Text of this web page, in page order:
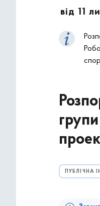
від 11
ПУБЛІЧНА